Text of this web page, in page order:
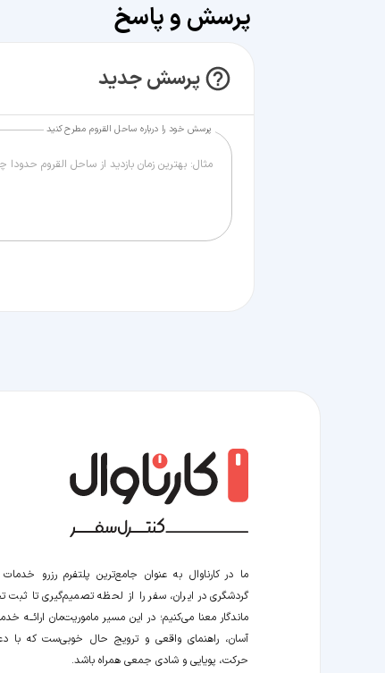
پرسش و پاسخ
پرسش جدید
پرسش خود را درباره ساحل القروم مطرح کنید
ما در کارناوال به عنوان جامع‌ترین پلتفرم رزرو
گردشگری در ایران، سفر را از لحظه‌ تصمیم‌گیری تا ثبت
ماندگار معنا می‌کنیم؛ در این مسیر‍ ماموریت‌مان اراﺋــﻪ
آسان، راهنمای واقعی و ترویج حال خوبی‌ست که با
حرکت، پویایی و شادی جمعی همراه باشد.